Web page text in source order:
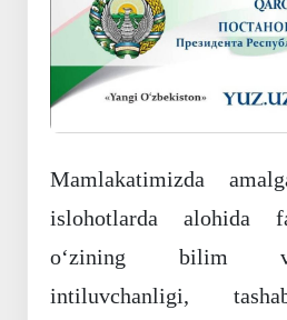
Mamlakatimizda
islohotlarda alohida
o‘zining bilim
intiluvchanligi,